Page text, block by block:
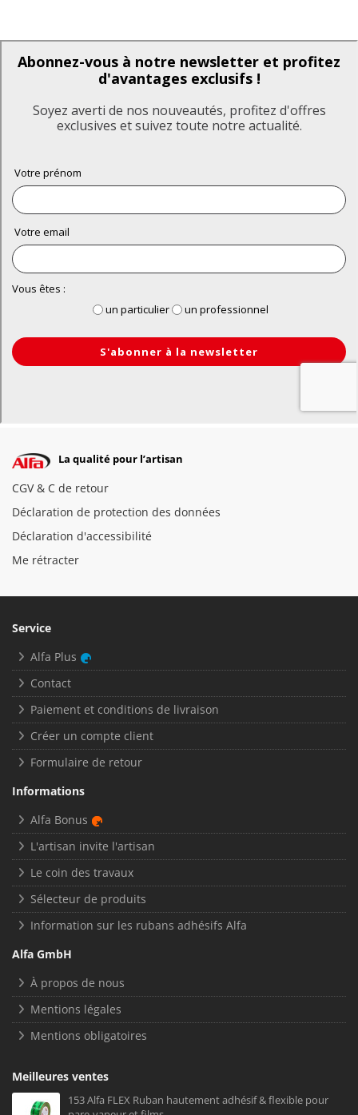
La qualité pour l’artisan
CGV & C de retour
Déclaration de protection des données
Déclaration d'accessibilité
Me rétracter
Service
Alfa Plus
Contact
Paiement et conditions de livraison
Créer un compte client
Formulaire de retour
Informations
Alfa Bonus
L'artisan invite l'artisan
Le coin des travaux
Sélecteur de produits
Information sur les rubans adhésifs Alfa
Alfa GmbH
À propos de nous
Mentions légales
Mentions obligatoires
Meilleures ventes
153 Alfa FLEX Ruban hautement adhésif & flexible pour